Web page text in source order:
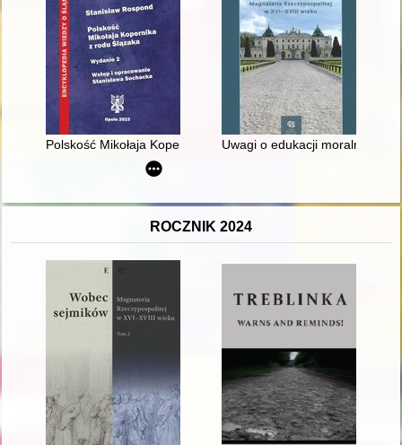
Polskość Mikołaja Kopernika z rodu ŚlązakaUwagi o edukacji moralnej
ROCZNIK 2024